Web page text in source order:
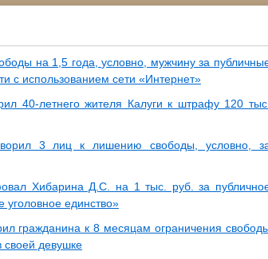
на 1,5 года, условно, мужчину за
с использованием сети «Интернет»
40-летнего жителя Калуги к штрафу 120 тыс.
3 лиц к лишению свободы, условно,
Хибарина Д.С. на 1 тыс. руб. за
уголовное единство»
гражданина к 8 месяцам ограничения
девушке